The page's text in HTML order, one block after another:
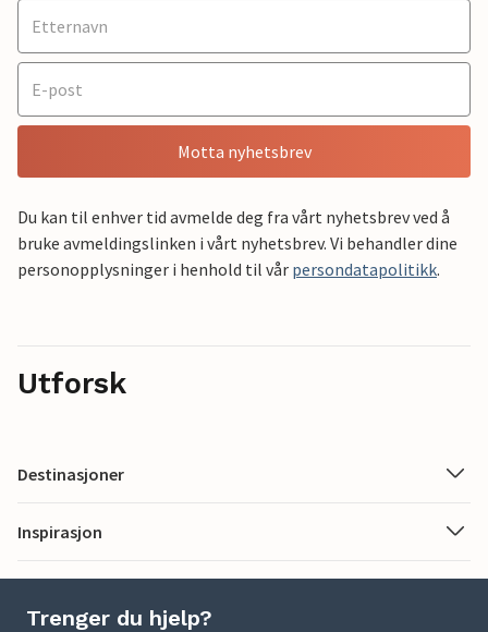
Motta nyhetsbrev
Du kan til enhver tid avmelde deg fra vårt nyhetsbrev ved å
bruke avmeldingslinken i vårt nyhetsbrev. Vi behandler dine
personopplysninger i henhold til vår persondatapolitikk.
Utforsk
Destinasjoner
Inspirasjon
Trenger du hjelp?